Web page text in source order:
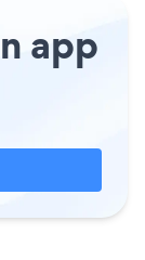
app